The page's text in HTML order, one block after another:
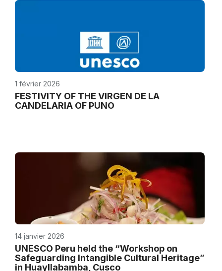
1 février 2026
FESTIVITY OF THE VIRGEN DE LA
CANDELARIA OF PUNO
14 janvier 2026
UNESCO Peru held the “Workshop on
Safeguarding Intangible Cultural Heritage”
in Huayllabamba, Cusco